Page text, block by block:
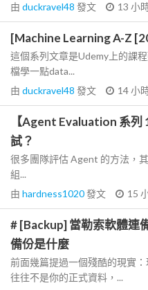
由 duckravel48 發文 13 小
[Machine Learning A-Z
這個系列文章是Udemy上的課
檔學一點data...
由 duckravel48 發文 14 小
【Agent Evaluation 系
試？
很多團隊評估 Agent 的方法，
組...
由 hardness1020發文 15
# [Backup] 當勒索軟體連
備份是什麼
前面幾篇提過一個殘酷的現實
往往不是你的正式資料，...